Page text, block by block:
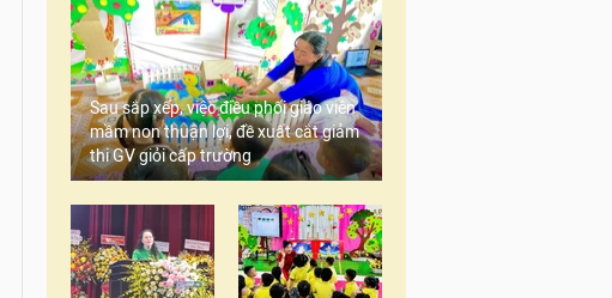
Sau sắp xếp, việc điều phối giáo viên
mầm non thuận lợi, đề xuất cắt giảm
thi GV giỏi cấp trường